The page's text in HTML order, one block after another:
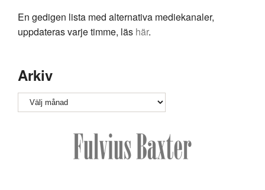
En gedigen lista med alternativa mediekanaler,
uppdateras varje timme, läs här.
Arkiv
Arkiv